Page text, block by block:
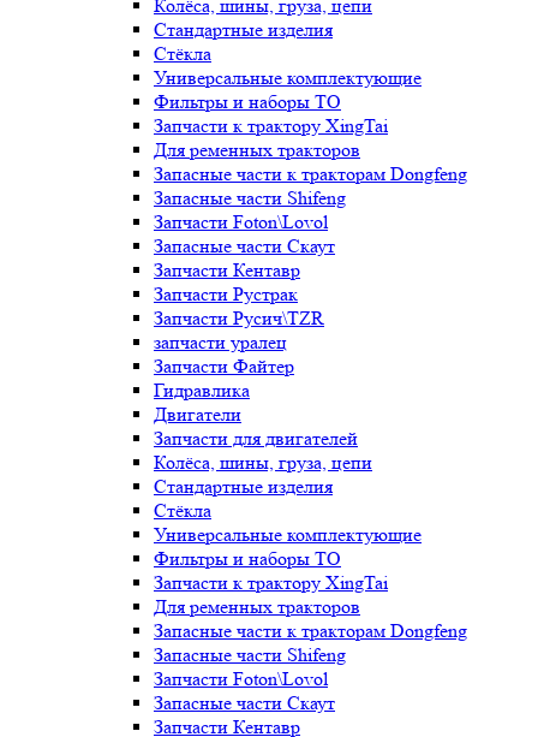
Колёса, шины, груза, цепи
Стандартные изделия
Стёкла
Универсальные комплектующие
Фильтры и наборы ТО
Запчасти к трактору XingTai
Для ременных тракторов
Запасные части к тракторам Dongfeng
Запасные части Shifeng
Запчасти Foton\Lovol
Запасные части Скаут
Запчасти Кентавр
Запчасти Рустрак
Запчасти Русич\TZR
запчасти уралец
Запчасти Файтер
Гидравлика
Двигатели
Запчасти для двигателей
Колёса, шины, груза, цепи
Стандартные изделия
Стёкла
Универсальные комплектующие
Фильтры и наборы ТО
Запчасти к трактору XingTai
Для ременных тракторов
Запасные части к тракторам Dongfeng
Запасные части Shifeng
Запчасти Foton\Lovol
Запасные части Скаут
Запчасти Кентавр